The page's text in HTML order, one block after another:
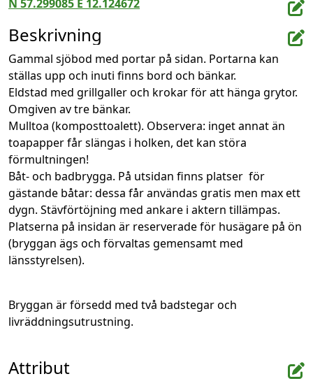
N 57.299085 E 12.124672
Beskrivning
Gammal sjöbod med portar på sidan. Portarna kan
ställas upp och inuti finns bord och bänkar.
Eldstad med grillgaller och krokar för att hänga grytor.
Omgiven av tre bänkar.
Mulltoa (komposttoalett). Observera: inget annat än
toapapper får slängas i holken, det kan störa
förmultningen!
Båt- och badbrygga. På utsidan finns platser  för
gästande båtar: dessa får användas gratis men max ett
dygn. Stävförtöjning med ankare i aktern tillämpas.
Platserna på insidan är reserverade för husägare på ön
(bryggan ägs och förvaltas gemensamt med
länsstyrelsen).
Bryggan är försedd med två badstegar och
livräddningsutrustning.
Attribut